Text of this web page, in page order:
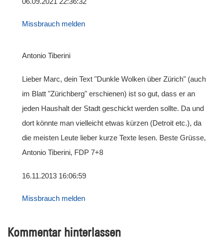
Missbrauch melden
Antonio Tiberini
Lieber Marc, dein Text "Dunkle Wolken über Zürich" (auch
im Blatt "Zürichberg" erschienen) ist so gut, dass er an
jeden Haushalt der Stadt geschickt werden sollte. Da und
dort könnte man vielleicht etwas kürzen (Detroit etc.), da
die meisten Leute lieber kurze Texte lesen. Beste Grüsse,
Antonio Tiberini, FDP 7+8
16.11.2013 16:06:59
Missbrauch melden
Kommentar hinterlassen